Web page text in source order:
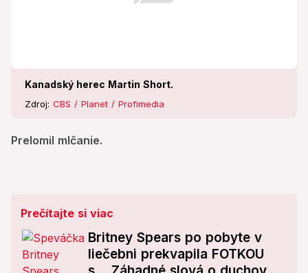
Kanadský herec Martin Short.
Zdroj: CBS / Planet / Profimedia
Prelomil mlčanie.
Prečítajte si viac
Britney Spears po pobyte v
liečebni prekvapila FOTKOU